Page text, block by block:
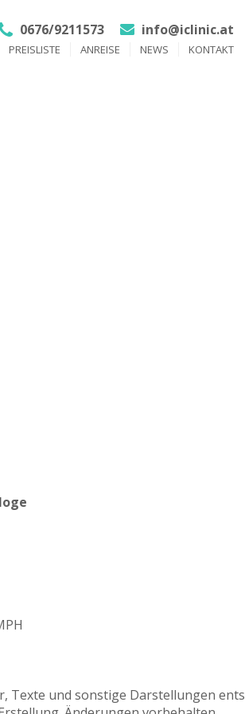
0676/9211573 info@iclinic.at
PREISLISTE ANREISE NEWS KONTAKT
Texte und sonstige Darstellungen